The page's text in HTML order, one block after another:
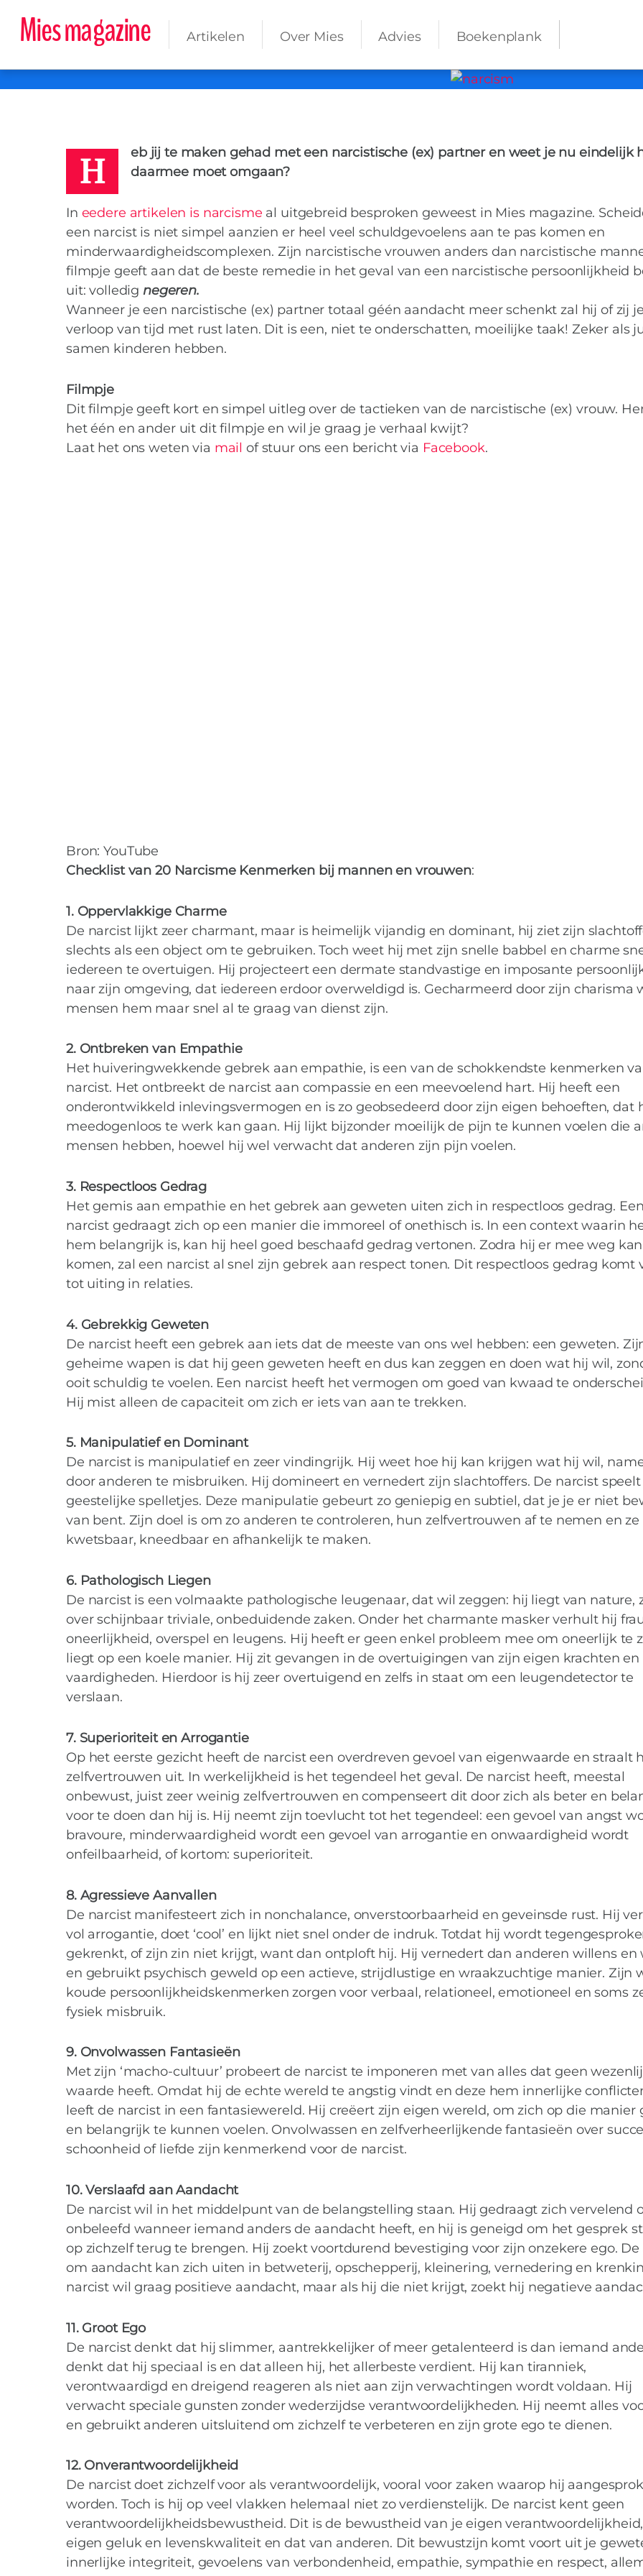
Mies magazine Artikelen Over Mies Advies Boekenplank
Wat als je van een narcistische
scheiden?
H
eb jij te maken gehad met een narcistische (ex) partner en weet je nu eindelijk
daarmee moet omgaan?
In eedere artikelen is narcisme al uitgebreid besproken geweest in Mies magazine.
een narcist is niet simpel aanzien er heel veel schuldgevoelens aan te pas komen en
minderwaardigheidscomplexen. Zijn narcistische vrouwen anders dan narcistische
filmpje geeft aan dat de beste remedie in het geval van een narcistische persoonlijkheid
uit: volledig negeren.
Wanneer je een narcistische (ex) partner totaal géén aandacht meer schenkt zal hij of zij
verloop van tijd met rust laten. Dit is een, niet te onderschatten, moeilijke taak! Zeker als
samen kinderen hebben.
Filmpje
Dit filmpje geeft kort en simpel uitleg over de tactieken van de narcistische (ex) vrouw.
het één en ander uit dit filmpje en wil je graag je verhaal kwijt?
Laat het ons weten via mail of stuur ons een bericht via Facebook.
Bron: YouTube
Checklist van 20 Narcisme Kenmerken bij mannen en vrouwen:
1. Oppervlakkige Charme
De narcist lijkt zeer charmant, maar is heimelijk vijandig en dominant, hij ziet zijn
slechts als een object om te gebruiken. Toch weet hij met zijn snelle babbel en charme
iedereen te overtuigen. Hij projecteert een dermate standvastige en imposante
naar zijn omgeving, dat iedereen erdoor overweldigd is. Gecharmeerd door zijn charisma
mensen hem maar snel al te graag van dienst zijn.
2. Ontbreken van Empathie
Het huiveringwekkende gebrek aan empathie, is een van de schokkendste kenmerken
narcist. Het ontbreekt de narcist aan compassie en een meevoelend hart. Hij heeft een
onderontwikkeld inlevingsvermogen en is zo geobsedeerd door zijn eigen behoeften, dat
meedogenloos te werk kan gaan. Hij lijkt bijzonder moeilijk de pijn te kunnen voelen die
mensen hebben, hoewel hij wel verwacht dat anderen zijn pijn voelen.
3. Respectloos Gedrag
Het gemis aan empathie en het gebrek aan geweten uiten zich in respectloos gedrag. Een
narcist gedraagt zich op een manier die immoreel of onethisch is. In een context waarin
hem belangrijk is, kan hij heel goed beschaafd gedrag vertonen. Zodra hij er mee weg kan
komen, zal een narcist al snel zijn gebrek aan respect tonen. Dit respectloos gedrag komt
tot uiting in relaties.
4. Gebrekkig Geweten
De narcist heeft een gebrek aan iets dat de meeste van ons wel hebben: een geweten.
geheime wapen is dat hij geen geweten heeft en dus kan zeggen en doen wat hij wil,
ooit schuldig te voelen. Een narcist heeft het vermogen om goed van kwaad te
Hij mist alleen de capaciteit om zich er iets van aan te trekken.
5. Manipulatief en Dominant
De narcist is manipulatief en zeer vindingrijk. Hij weet hoe hij kan krijgen wat hij wil,
door anderen te misbruiken. Hij domineert en vernedert zijn slachtoffers. De narcist speelt
geestelijke spelletjes. Deze manipulatie gebeurt zo geniepig en subtiel, dat je je er niet
van bent. Zijn doel is om zo anderen te controleren, hun zelfvertrouwen af te nemen en ze
kwetsbaar, kneedbaar en afhankelijk te maken.
6. Pathologisch Liegen
De narcist is een volmaakte pathologische leugenaar, dat wil zeggen: hij liegt van nature,
over schijnbaar triviale, onbeduidende zaken. Onder het charmante masker verhult hij
oneerlijkheid, overspel en leugens. Hij heeft er geen enkel probleem mee om oneerlijk te
liegt op een koele manier. Hij zit gevangen in de overtuigingen van zijn eigen krachten en
vaardigheden. Hierdoor is hij zeer overtuigend en zelfs in staat om een leugendetector te
verslaan.
7. Superioriteit en Arrogantie
Op het eerste gezicht heeft de narcist een overdreven gevoel van eigenwaarde en straalt
zelfvertrouwen uit. In werkelijkheid is het tegendeel het geval. De narcist heeft, meestal
onbewust, juist zeer weinig zelfvertrouwen en compenseert dit door zich als beter en
voor te doen dan hij is. Hij neemt zijn toevlucht tot het tegendeel: een gevoel van angst
bravoure, minderwaardigheid wordt een gevoel van arrogantie en onwaardigheid wordt
onfeilbaarheid, of kortom: superioriteit.
8. Agressieve Aanvallen
De narcist manifesteert zich in nonchalance, onverstoorbaarheid en geveinsde rust. Hij
vol arrogantie, doet ‘cool’ en lijkt niet snel onder de indruk. Totdat hij wordt
gekrenkt, of zijn zin niet krijgt, want dan ontploft hij. Hij vernedert dan anderen willens en
en gebruikt psychisch geweld op een actieve, strijdlustige en wraakzuchtige manier. Zijn
koude persoonlijkheidskenmerken zorgen voor verbaal, relationeel, emotioneel en soms
fysiek misbruik.
9. Onvolwassen Fantasieën
Met zijn ‘macho-cultuur’ probeert de narcist te imponeren met van alles dat geen
waarde heeft. Omdat hij de echte wereld te angstig vindt en deze hem innerlijke
leeft de narcist in een fantasiewereld. Hij creëert zijn eigen wereld, om zich op die manier
en belangrijk te kunnen voelen. Onvolwassen en zelfverheerlijkende fantasieën over
schoonheid of liefde zijn kenmerkend voor de narcist.
10. Verslaafd aan Aandacht
De narcist wil in het middelpunt van de belangstelling staan. Hij gedraagt zich vervelend
onbeleefd wanneer iemand anders de aandacht heeft, en hij is geneigd om het gesprek
op zichzelf terug te brengen. Hij zoekt voortdurend bevestiging voor zijn onzekere ego. De
om aandacht kan zich uiten in betweterij, opschepperij, kleinering, vernedering en
narcist wil graag positieve aandacht, maar als hij die niet krijgt, zoekt hij negatieve
11. Groot Ego
De narcist denkt dat hij slimmer, aantrekkelijker of meer getalenteerd is dan iemand
denkt dat hij speciaal is en dat alleen hij, het allerbeste verdient. Hij kan tiranniek,
verontwaardigd en dreigend reageren als niet aan zijn verwachtingen wordt voldaan. Hij
verwacht speciale gunsten zonder wederzijdse verantwoordelijkheden. Hij neemt alles
en gebruikt anderen uitsluitend om zichzelf te verbeteren en zijn grote ego te dienen.
12. Onverantwoordelijkheid
De narcist doet zichzelf voor als verantwoordelijk, vooral voor zaken waarop hij
worden. Toch is hij op veel vlakken helemaal niet zo verdienstelijk. De narcist kent geen
verantwoordelijkheidsbewustheid. Dit is de bewustheid van je eigen
eigen geluk en levenskwaliteit en dat van anderen. Dit bewustzijn komt voort uit je
innerlijke integriteit, gevoelens van verbondenheid, empathie, sympathie en respect,